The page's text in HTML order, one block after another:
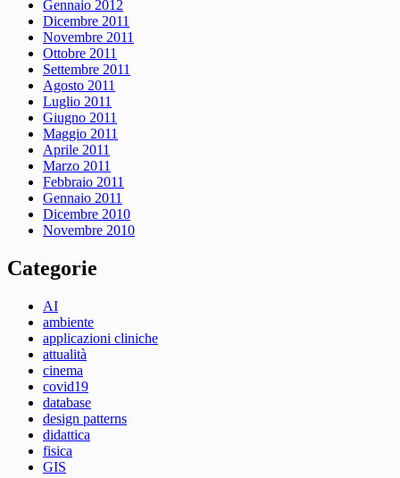
Gennaio 2012
Dicembre 2011
Novembre 2011
Ottobre 2011
Settembre 2011
Agosto 2011
Luglio 2011
Giugno 2011
Maggio 2011
Aprile 2011
Marzo 2011
Febbraio 2011
Gennaio 2011
Dicembre 2010
Novembre 2010
Categorie
AI
ambiente
applicazioni cliniche
attualità
cinema
covid19
database
design patterns
didattica
fisica
GIS